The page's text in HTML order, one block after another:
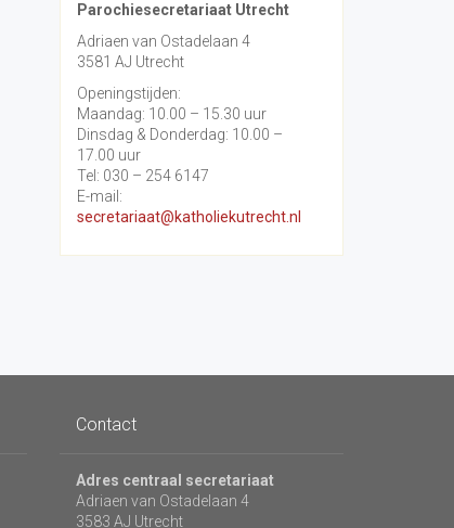
Parochiesecretariaat Utrecht
Adriaen van Ostadelaan 4
3581 AJ Utrecht
Openingstijden:
Maandag: 10.00 – 15.30 uur
Dinsdag & Donderdag: 10.00 –
17.00 uur
Tel: 030 – 254 6147
E-mail:
secretariaat@katholiekutrecht.nl
Contact
Adres centraal secretariaat
Adriaen van Ostadelaan 4
3583 AJ Utrecht